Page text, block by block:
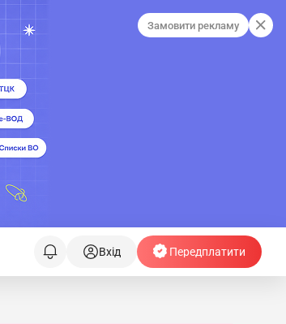
Замовити рекламу
Вхід Передплатити